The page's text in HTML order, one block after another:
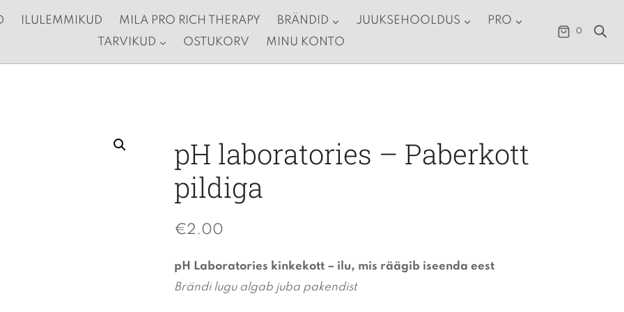
ILULEMMIKUD MILA PRO RICH THERAPY BRÄNDID JUUKSEHOOLDUS
PRO
TARVIKUD
OSTUKORV MINU KONTO
0
pH laboratories – Paberkott
pildiga
€2.00
pH Laboratories kinkekott – ilu, mis räägib iseenda eest
Brändi lugu algab juba pakendist